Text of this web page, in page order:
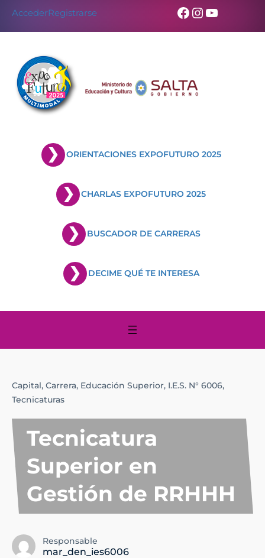
AccederRegistrarse Facebook
Instagram
YouTube
ORIENTACIONES EXPOFUTURO 2025
CHARLAS EXPOFUTURO 2025
BUSCADOR DE CARRERAS
DECIME QUÉ TE INTERESA
Capital, Carrera, Educación Superior, I.E.S. N° 6006,
Tecnicaturas
Tecnicatura
Superior en
Gestión de RRHHH
Responsable
mar_den_ies6006